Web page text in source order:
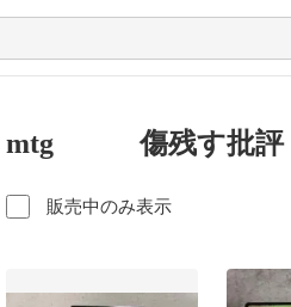
mtg 傷残す批
販売中のみ表示